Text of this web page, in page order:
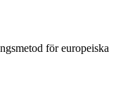
för europeiska